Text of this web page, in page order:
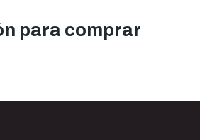
para comprar